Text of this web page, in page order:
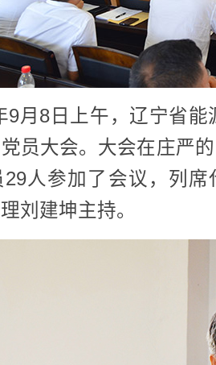
8日上午，辽宁省能
员大会。大会在庄严
29人参加了会议，列
刘建坤主持。